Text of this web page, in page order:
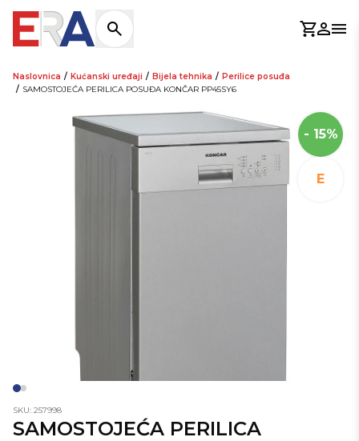
Košarica
Naslovnica / Kućanski uređaji / Bijela tehnika / Perilice posuđa
/ SAMOSTOJEĆA PERILICA POSUĐA KONČAR PP45SY6
- 15%
E
SKU: 257998
SAMOSTOJEĆA PERILICA